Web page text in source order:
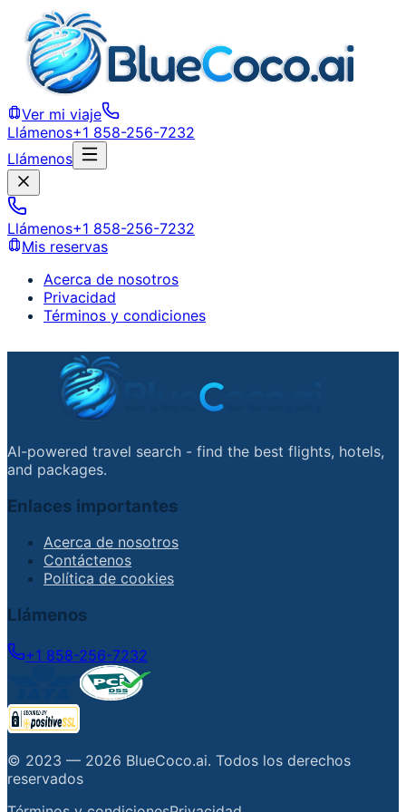
Ver mi viaje
Llámenos+1 858-256-7232
Llámenos
Llámenos+1 858-256-7232
Mis reservas
Acerca de nosotros
Privacidad
Términos y condiciones
AI-powered travel search - find the best flights, hotels,
and packages.
Enlaces importantes
Acerca de nosotros
Contáctenos
Política de cookies
Llámenos
+1 858-256-7232
© 2023 — 2026 BlueCoco.ai. Todos los derechos
reservados